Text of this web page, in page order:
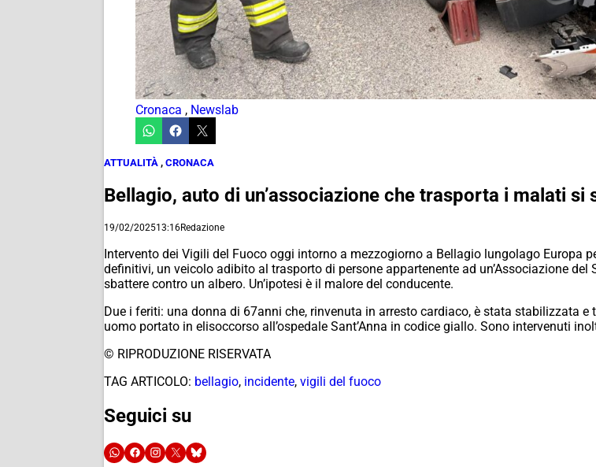
Cronaca , Newslab
ATTUALITÀ , CRONACA
Bellagio, auto di un’associazione che trasporta i malati
19/02/202513:16Redazione
Intervento dei Vigili del Fuoco oggi intorno a mezzogiorno a Bellagio lungolago Europa
definitivi, un veicolo adibito al trasporto di persone appartenente ad un’Associazione
sbattere contro un albero. Un’ipotesi è il malore del conducente.
Due i feriti: una donna di 67anni che, rinvenuta in arresto cardiaco, è stata stabilizzata
uomo portato in elisoccorso all’ospedale Sant’Anna in codice giallo. Sono intervenuti
© RIPRODUZIONE RISERVATA
TAG ARTICOLO: bellagio, incidente, vigili del fuoco
Seguici su